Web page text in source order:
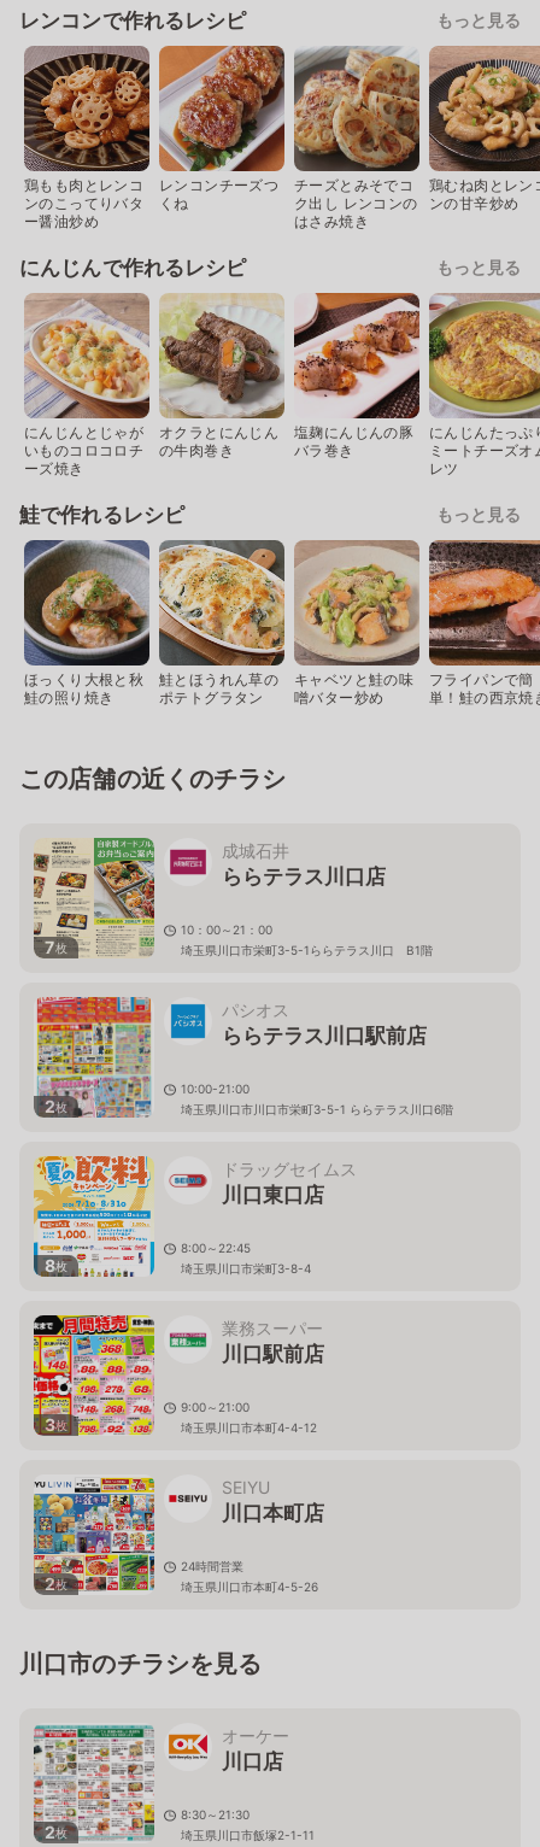
レンコンで作れるレシピ もっと見る
鶏もも肉とレンコ
ンのこってりバタ
ー醤油炒め
レンコンチーズつ
くね
チーズとみそでコ
ク出し レンコンの
はさみ焼き
鶏むね肉とレン
ンの甘辛炒め
にんじんで作れるレシピ もっと見る
にんじんとじゃが
いものコロコロチ
ーズ焼き
オクラとにんじん
の牛肉巻き
塩麹にんじんの豚
バラ巻き
にんじんたっぷ
ミートチーズオ
レツ
鮭で作れるレシピ もっと見る
ほっくり大根と秋
鮭の照り焼き
鮭とほうれん草の
ポテトグラタン
キャベツと鮭の味
噌バター炒め
フライパンで簡
単！鮭の西京焼
この店舗の近くのチラシ
7枚
成城石井
ららテラス川口店
10：00～21：00
埼玉県川口市栄町3-5-1ららテラス川口 B1階
2枚
パシオス
ららテラス川口駅前店
10:00-21:00
埼玉県川口市川口市栄町3-5-1 ららテラス川口6階
8枚
ドラッグセイムス
川口東口店
8:00～22:45
埼玉県川口市栄町3-8-4
3枚
業務スーパー
川口駅前店
9:00～21:00
埼玉県川口市本町4-4-12
2枚
SEIYU
川口本町店
24時間営業
埼玉県川口市本町4-5-26
川口市のチラシを見る
2枚
オーケー
川口店
8:30～21:30
埼玉県川口市飯塚2-1-11